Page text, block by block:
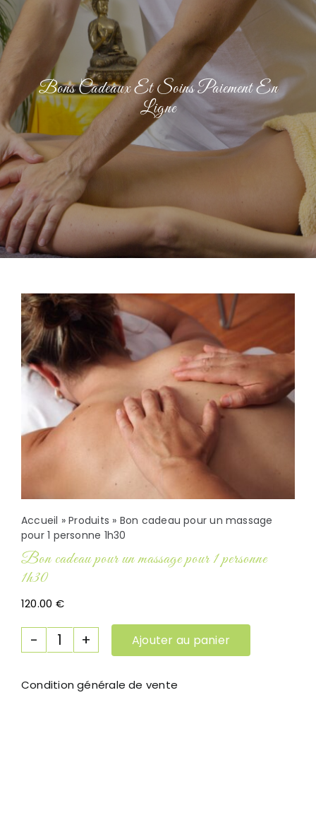
Soins esthétiques tarifs
Soins énergétiques tarifs
Soins holistiques tarifs
Bons cadeaux
Actualités
Contact
Mon compte
Panier
Bons Cadeaux Et Soins Paiement En
Ligne
Accueil »Produits » Bon cadeau pour un massage
pour 1 personne 1h30
Bon cadeau pour un massage pour 1 personne
1h30
120.00 €
quantité
Bon
cadeau
Ajouter au panier
Condition générale de vente